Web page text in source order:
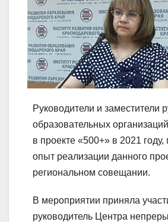
Руководители и заместители
образовательных
в проекте «500+» в 2021 году,
опыт реализации данного
региональном совещании.
В мероприятии приняла
руководитель Центра